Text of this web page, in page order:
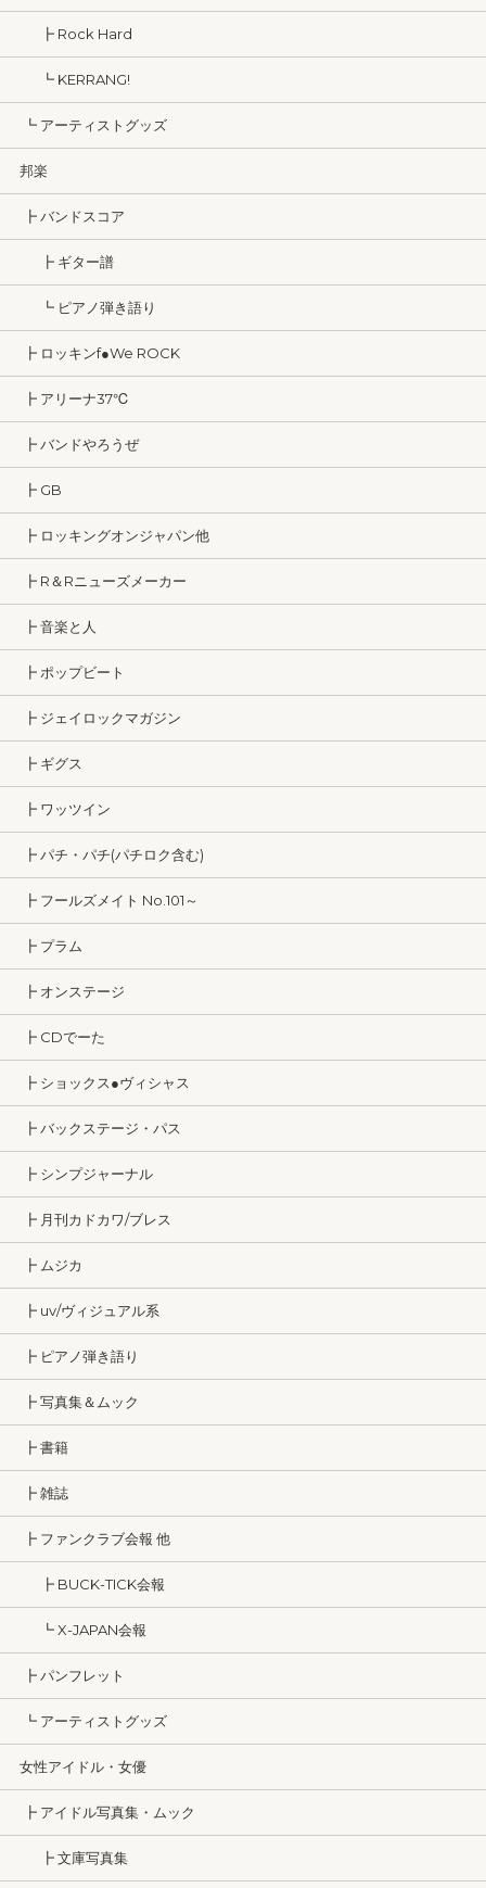
┣ Rock Hard
┗ KERRANG!
┗ アーティストグッズ
邦楽
┣ バンドスコア
┣ ギター譜
┗ ピアノ弾き語り
┣ ロッキンf●We ROCK
┣ アリーナ37℃
┣ バンドやろうぜ
┣ GB
┣ ロッキングオンジャパン他
┣ R＆Rニューズメーカー
┣ 音楽と人
┣ ポップビート
┣ ジェイロックマガジン
┣ ギグス
┣ ワッツイン
┣ パチ・パチ(パチロク含む)
┣ フールズメイト No.101～
┣ プラム
┣ オンステージ
┣ CDでーた
┣ ショックス●ヴィシャス
┣ バックステージ・パス
┣ シンプジャーナル
┣ 月刊カドカワ/ブレス
┣ ムジカ
┣ uv/ヴィジュアル系
┣ ピアノ弾き語り
┣ 写真集＆ムック
┣ 書籍
┣ 雑誌
┣ ファンクラブ会報 他
┣ BUCK-TICK会報
┗ X-JAPAN会報
┣ パンフレット
┗ アーティストグッズ
女性アイドル・女優
┣ アイドル写真集・ムック
┣ 文庫写真集